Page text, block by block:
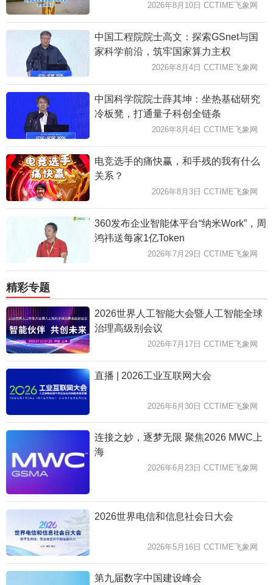
2026年8月10日 CCTIME飞象网
中国工程院院士高文：探索GSnet与国
家科学前沿，筑牢国家算力主权
2026年8月4日 CCTIME飞象网
中国科学院院士薛其坤：坐热基础研究
冷板凳，打通量子科创全链条
2026年8月4日 CCTIME飞象网
电竞选手的痛快赢，和手残的我有什么
关系？
2026年8月3日 CCTIME飞象网
360发布企业智能体平台“纳米Work”，周
鸿祎送每家1亿Token
2026年7月29日 CCTIME飞象网
精彩专题
2026世界人工智能大会暨人工智能全球
治理高级别会议
2026年7月17日 CCTIME飞象网
直播 | 2026工业互联网大会
2026年6月30日 CCTIME飞象网
连接之妙，逐梦无限 聚焦2026 MWC上
海
2026年6月23日 CCTIME飞象网
2026世界电信和信息社会日大会
2026年5月16日 CCTIME飞象网
第九届数字中国建设峰会